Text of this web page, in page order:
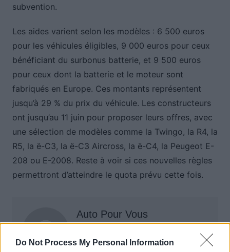
Do Not Process My Personal Information
subvention.
Les aides varient selon les modèles : 6 500 euros
pour les véhicules éligibles, 9 000 euros pour ceux
bénéficiant du surbonus batterie, et 9 500 euros
pour ceux dont la batterie et le moteur sont
fabriqués en Europe. Ces montants représentent
jusqu’à 29 % du prix du véhicule. Les constructeurs
ont jusqu’au 11 juin pour proposer leurs offres, avec
une sélection de modèles comme la Twingo, la R4, la
R5, la ë-C3, la ë-C3 Aircross, la ë-C4, la Peugeot E-
208 ou E-2008. Reste à voir si ces nouvelles règles
permettront d’atteindre le quota prévu cette fois.
Auto Pour Vous